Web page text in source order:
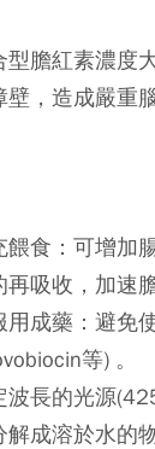
型膽紅素濃度
，造成嚴重
食：可增加
吸收，加速
成藥：避免
等) 。
長的光源
成溶於水的